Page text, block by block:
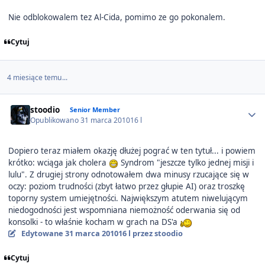
Nie odblokowalem tez Al-Cida, pomimo ze go pokonalem.
Cytuj
4 miesiące temu...
stoodio Senior Member
Opublikowano31 marca 201016 l
Dopiero teraz miałem okazję dłużej pograć w ten tytuł... i powiem
krótko: wciąga jak cholera
Syndrom "jeszcze tylko jednej misji i
lulu". Z drugiej strony odnotowałem dwa minusy rzucające się w
oczy: poziom trudności (zbyt łatwo przez głupie AI) oraz troszkę
toporny system umiejętności. Największym atutem niwelującym
niedogodności jest wspomniana niemożność oderwania się od
konsolki - to właśnie kocham w grach na DS'a
Edytowane 31 marca 201016 l przez stoodio
Cytuj